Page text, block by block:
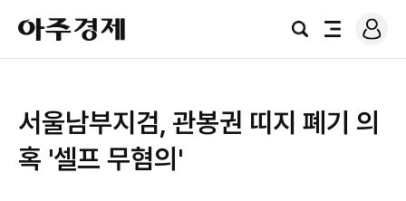
아
주
경
검
전
로
그
서울남부지검, 관봉권 띠지 폐기 의
혹 '셀프 무혐의'